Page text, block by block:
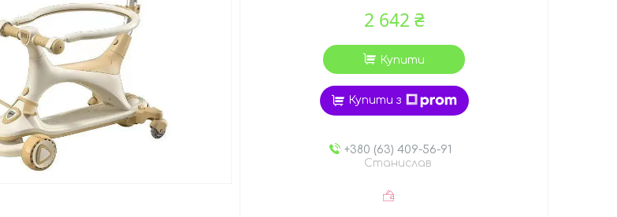
2 642 ₴
Купити
Купити з
+380 (63) 409-56-91
Станислав